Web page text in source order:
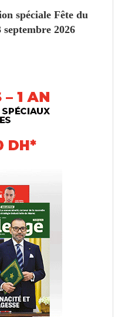
spéciale Fête du
2026